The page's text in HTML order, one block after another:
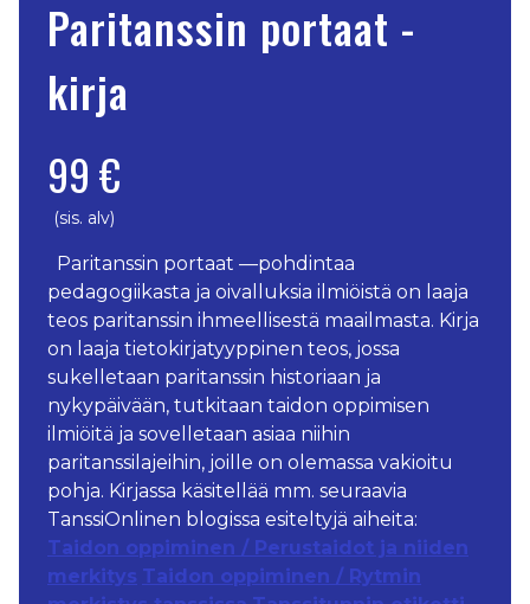
Paritanssin portaat -
kirja
99 €
(sis. alv)
Paritanssin portaat —pohdintaa
pedagogiikasta ja oivalluksia ilmiöistä on laaja
teos paritanssin ihmeellisestä maailmasta. Kirja
on laaja tietokirjatyyppinen teos, jossa
sukelletaan paritanssin historiaan ja
nykypäivään, tutkitaan taidon oppimisen
ilmiöitä ja sovelletaan asiaa niihin
paritanssilajeihin, joille on olemassa vakioitu
pohja. Kirjassa käsitellää mm. seuraavia
TanssiOnlinen blogissa esiteltyjä aiheita:
Taidon oppiminen / Perustaidot ja niiden
merkitys Taidon oppiminen / Rytmin